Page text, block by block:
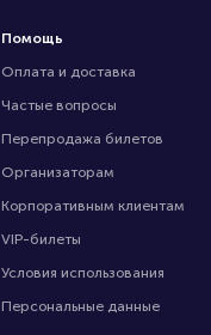
Помощь
Оплата и доставка
Частые вопросы
Перепродажа билетов
Организаторам
Корпоративным клиентам
VIP-билеты
Условия использования
Персональные данные